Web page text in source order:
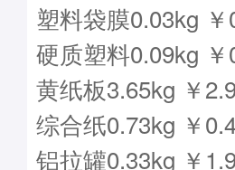
塑料袋膜0.03kg ￥
硬质塑料0.09kg ￥
黄纸板3.65kg ￥
综合纸0.73kg ￥
铝拉罐0.33kg ￥